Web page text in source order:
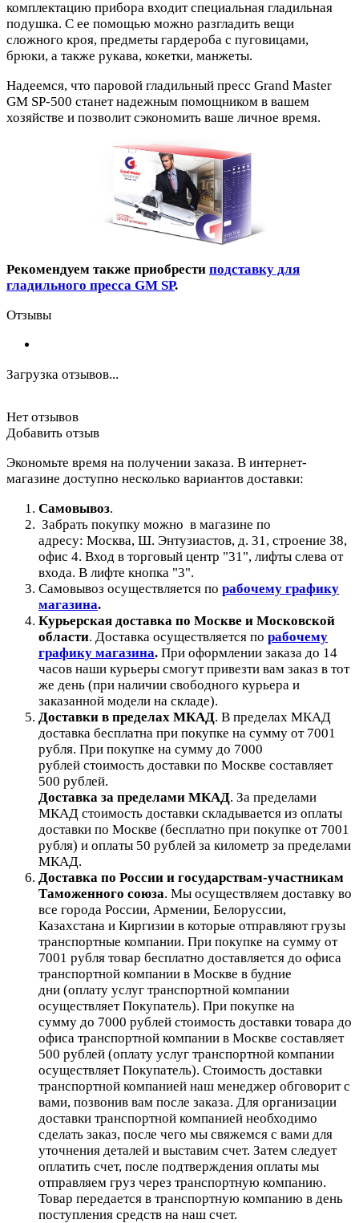
комплектацию прибора входит специальная гладильная
подушка. С ее помощью можно разгладить вещи
сложного кроя, предметы гардероба с пуговицами,
брюки, а также рукава, кокетки, манжеты.
Надеемся, что паровой гладильный пресс Grand Master
GM SP-500 станет надежным помощником в вашем
хозяйстве и позволит сэкономить ваше личное время.
Рекомендуем также приобрести подставку для
гладильного пресса GM SP.
Отзывы
Загрузка отзывов...
Нет отзывов
Добавить отзыв
Экономьте время на получении заказа. В интернет-
магазине доступно несколько вариантов доставки:
Самовывоз.
Забрать покупку можно в магазине по
адресу: Москва, Ш. Энтузиастов, д. 31, строение 38,
офис 4. Вход в торговый центр "31", лифты слева от
входа. В лифте кнопка "3".
Самовывоз осуществляется по рабочему графику
магазина.
Курьерская доставка по Москве и Московской
области. Доставка осуществляется по рабочему
графику магазина. При оформлении заказа до 14
часов наши курьеры смогут привезти вам заказ в тот
же день (при наличии свободного курьера и
заказанной модели на складе).
Доставки в пределах МКАД. В пределах МКАД
доставка бесплатна при покупке на сумму от 7001
рубля. При покупке на сумму до 7000
рублей стоимость доставки по Москве составляет
500 рублей.
Доставка за пределами МКАД. За пределами
МКАД стоимость доставки складывается из оплаты
доставки по Москве (бесплатно при покупке от 7001
рубля) и оплаты 50 рублей за километр за пределами
МКАД.
Доставка по России и государствам-участникам
Таможенного союза. Мы осуществляем доставку во
все города России, Армении, Белоруссии,
Казахстана и Киргизии в которые отправляют грузы
транспортные компании. При покупке на сумму от
7001 рубля товар бесплатно доставляется до офиса
транспортной компании в Москве в будние
дни (оплату услуг транспортной компании
осуществляет Покупатель). При покупке на
сумму до 7000 рублей стоимость доставки товара до
офиса транспортной компании в Москве составляет
500 рублей (оплату услуг транспортной компании
осуществляет Покупатель). Стоимость доставки
транспортной компанией наш менеджер обговорит с
вами, позвонив вам после заказа. Для организации
доставки транспортной компанией необходимо
сделать заказ, после чего мы свяжемся с вами для
уточнения деталей и выставим счет. Затем следует
оплатить счет, после подтверждения оплаты мы
отправляем груз через транспортную компанию.
Товар передается в транспортную компанию в день
поступления средств на наш счет.